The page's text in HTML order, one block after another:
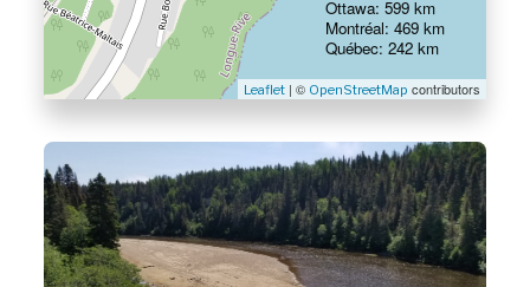
Leaflet| © OpenStreetMap contributors
Ottawa: 599 km
Montréal: 469 km
Québec: 242 km